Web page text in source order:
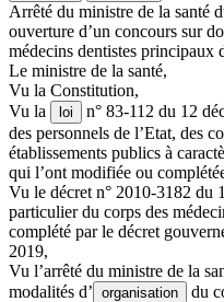
Arrêté du ministre de la santé
ouverture d’un concours sur
médecins dentistes principaux
Le ministre de la santé,
Vu la Constitution,
Vu la
loi
n° 83-112 du 12
des personnels de l’Etat, des
établissements publics à
qui l’ont modifiée ou
Vu le décret n° 2010-3182 du
particulier du corps des
complété par le décret
2019,
Vu l’arrêté du ministre de la
modalités d’ organisation
du